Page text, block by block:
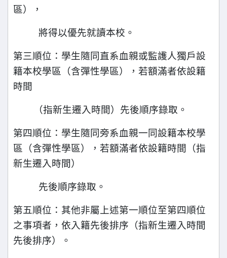
區），
將得以優先就讀本校。
第三順位：學生隨同直系血親或監護人獨戶設
籍本校學區（含彈性學區），若額滿者依設籍
時間
（指新生遷入時間）先後順序錄取。
第四順位：學生隨同旁系血親一同設籍本校學
區（含彈性學區），若額滿者依設籍時間（指
新生遷入時間）
先後順序錄取。
第五順位：其他非屬上述第一順位至第四順位
之事項者，依入籍先後排序（指新生遷入時間
先後排序）。